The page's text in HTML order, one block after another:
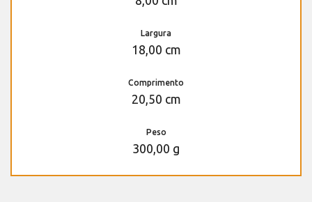
Largura
18,00 cm
Comprimento
20,50 cm
Peso
300,00 g